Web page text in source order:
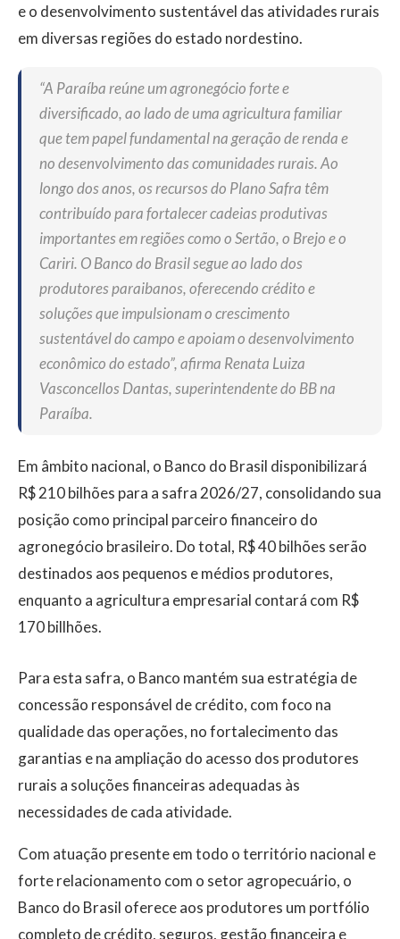
e o desenvolvimento sustentável das atividades rurais
em diversas regiões do estado nordestino.
“A Paraíba reúne um agronegócio forte e
diversificado, ao lado de uma agricultura familiar
que tem papel fundamental na geração de renda e
no desenvolvimento das comunidades rurais. Ao
longo dos anos, os recursos do Plano Safra têm
contribuído para fortalecer cadeias produtivas
importantes em regiões como o Sertão, o Brejo e o
Cariri. O Banco do Brasil segue ao lado dos
produtores paraibanos, oferecendo crédito e
soluções que impulsionam o crescimento
sustentável do campo e apoiam o desenvolvimento
econômico do estado”, afirma Renata Luiza
Vasconcellos Dantas, superintendente do BB na
Paraíba.
Em âmbito nacional, o Banco do Brasil disponibilizará
R$ 210 bilhões para a safra 2026/27, consolidando sua
posição como principal parceiro financeiro do
agronegócio brasileiro. Do total, R$ 40 bilhões serão
destinados aos pequenos e médios produtores,
enquanto a agricultura empresarial contará com R$
170 billhões.
Para esta safra, o Banco mantém sua estratégia de
concessão responsável de crédito, com foco na
qualidade das operações, no fortalecimento das
garantias e na ampliação do acesso dos produtores
rurais a soluções financeiras adequadas às
necessidades de cada atividade.
Com atuação presente em todo o território nacional e
forte relacionamento com o setor agropecuário, o
Banco do Brasil oferece aos produtores um portfólio
completo de crédito, seguros, gestão financeira e